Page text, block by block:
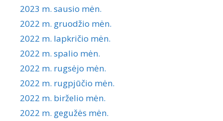
2023 m. sausio mėn.
2022 m. gruodžio mėn.
2022 m. lapkričio mėn.
2022 m. spalio mėn.
2022 m. rugsėjo mėn.
2022 m. rugpjūčio mėn.
2022 m. birželio mėn.
2022 m. gegužės mėn.